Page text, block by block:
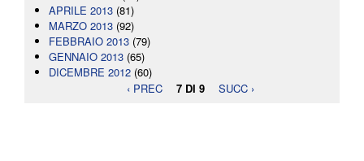
APRILE 2013 (81)
MARZO 2013 (92)
FEBBRAIO 2013 (79)
GENNAIO 2013 (65)
DICEMBRE 2012 (60)
‹ PREC
7 DI 9 SUCC ›